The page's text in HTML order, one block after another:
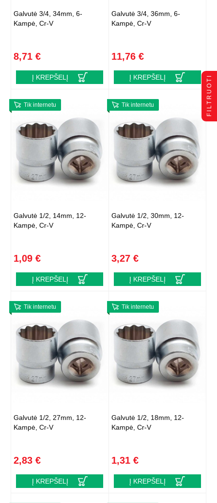
Galvutė 3/4, 34mm, 6-
Kampė, Cr-V
8,71 €
Į KREPŠELĮ
Galvutė 3/4, 36mm, 6-
Kampė, Cr-V
11,76 €
Į KREPŠELĮ
Tik internetu
Galvutė 1/2, 14mm, 12-
Kampė, Cr-V
1,09 €
Į KREPŠELĮ
Tik internetu
Galvutė 1/2, 30mm, 12-
Kampė, Cr-V
3,27 €
Į KREPŠELĮ
Tik internetu
Galvutė 1/2, 27mm, 12-
Kampė, Cr-V
2,83 €
Į KREPŠELĮ
Tik internetu
Galvutė 1/2, 18mm, 12-
Kampė, Cr-V
1,31 €
Į KREPŠELĮ
FILTRUOTI